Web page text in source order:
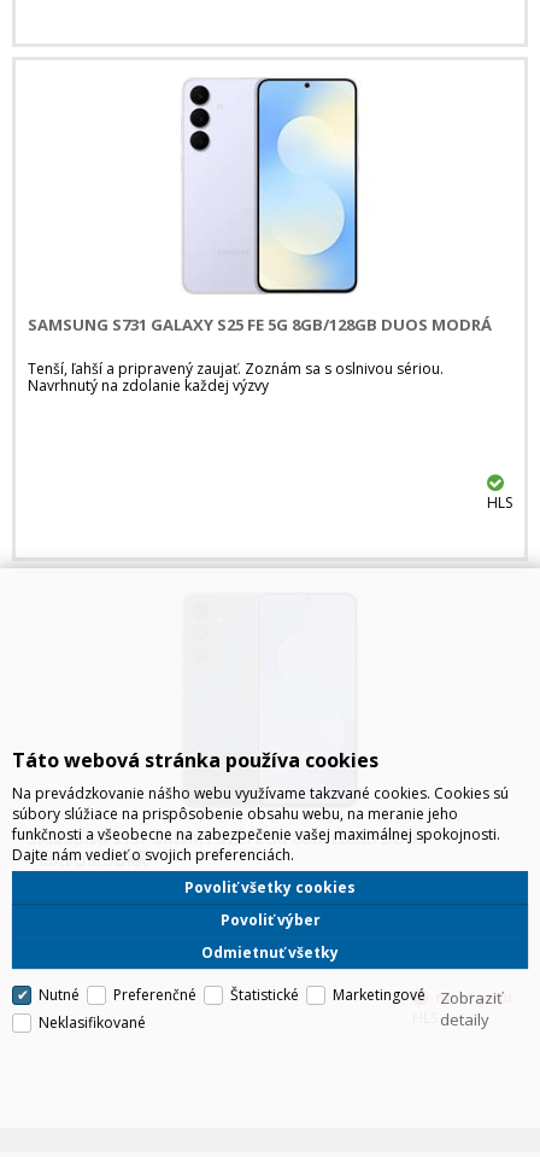
SAMSUNG S731 GALAXY S25 FE 5G 8GB/128GB DUOS MODRÁ
Tenší, ľahší a pripravený zaujať. Zoznám sa s oslnivou sériou.
Navrhnutý na zdolanie každej výzvy
HLS
SAMSUNG S731 GALAXY S25 FE 5G 8GB/128GB DUOS
TMAVOMODRÁ
Tenší, ľahší a pripravený zaujať. Zoznám sa s oslnivou sériou.
Navrhnutý na zdolanie každej výzvy
Táto webová stránka používa cookies
Na prevádzkovanie nášho webu využívame takzvané cookies. Cookies sú
súbory slúžiace na prispôsobenie obsahu webu, na meranie jeho
funkčnosti a všeobecne na zabezpečenie vašej maximálnej spokojnosti.
Dajte nám vedieť o svojich preferenciách.
Odmietnuť všetky
Povoliť výber
Povoliť všetky cookies
Nutné Preferenčné Štatistické
Marketingové
Neklasifikované
Zobraziť
detaily